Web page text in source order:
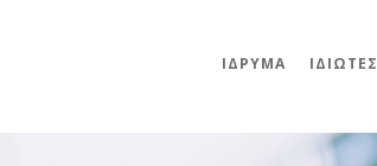
ΊΔΡΥΜΑ ΙΔΙΏΤΕΣ